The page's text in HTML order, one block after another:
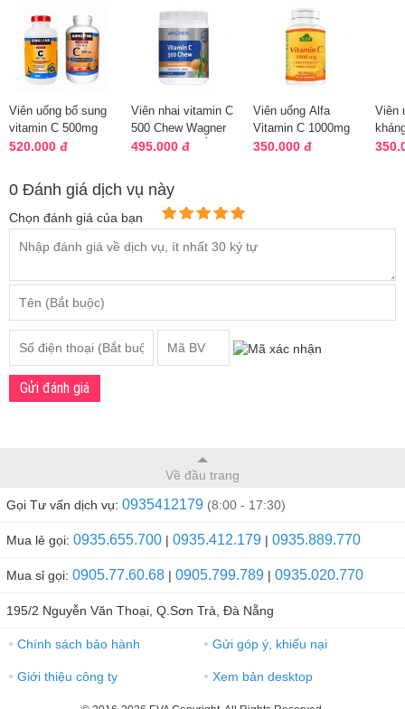
Viên uống bổ sung
vitamin C 500mg
Kirkland 500 viên
520.000 đ
Viên nhai vitamin C
500 Chew Wagner
500 viên của Úc
495.000 đ
Viên uống Alfa
Vitamin C 1000mg
của Mỹ, hộp 100
350.000 đ
Viên
0 Đánh giá dịch vụ này
Chọn đánh giá của bạn
Gửi đánh giá
Về đầu trang
Gọi Tư vấn dịch vụ: 0935412179 (8:00 - 17:30)
Mua lẻ gọi: 0935.655.700 | 0935.412.179 | 0935.889.770
Mua sỉ gọi: 0905.77.60.68 | 0905.799.789 | 0935.020.770
195/2 Nguyễn Văn Thoại, Q.Sơn Trà, Đà Nẵng
● Chính sách bảo hành ● Gửi góp ý, khiếu nại
● Giới thiệu công ty ● Xem bản desktop